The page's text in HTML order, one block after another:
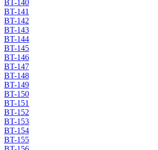
BT-140
BT-141
BT-142
BT-143
BT-144
BT-145
BT-146
BT-147
BT-148
BT-149
BT-150
BT-151
BT-152
BT-153
BT-154
BT-155